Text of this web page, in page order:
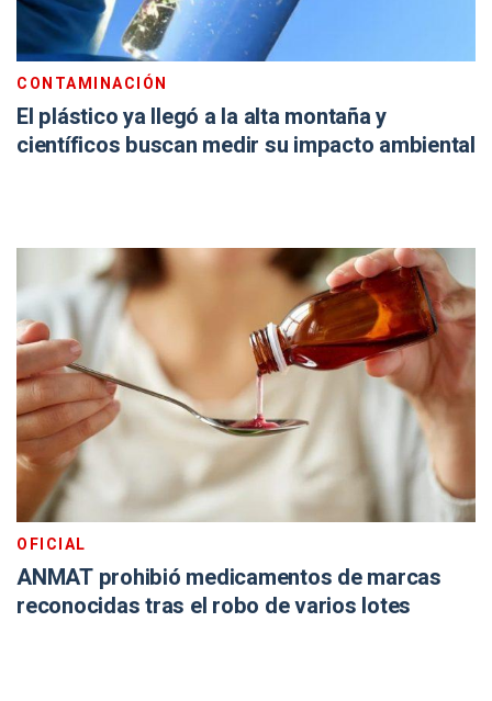
CONTAMINACIÓN
El plástico ya llegó a la alta montaña y
científicos buscan medir su impacto ambiental
OFICIAL
ANMAT prohibió medicamentos de marcas
reconocidas tras el robo de varios lotes